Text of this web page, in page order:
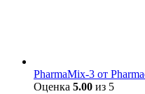
PharmaMix-3 от
Оценка 5.00 из 5